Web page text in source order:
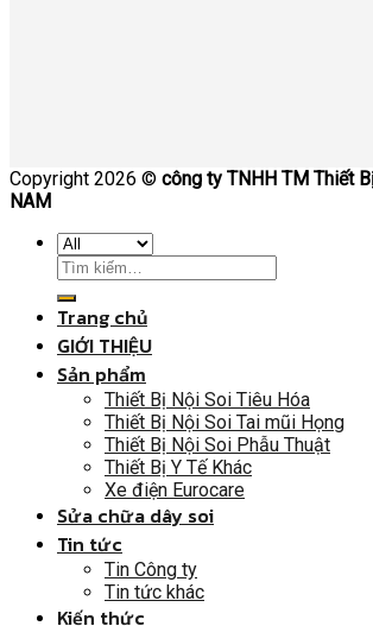
Copyright 2026 © công ty TNHH TM Thiết
NAM
Trang chủ
GIỚI THIỆU
Sản phẩm
Thiết Bị Nội Soi Tiêu Hóa
Thiết Bị Nội Soi Tai mũi Họng
Thiết Bị Nội Soi Phẫu Thuật
Thiết Bị Y Tế Khác
Xe điện Eurocare
Sửa chữa dây soi
Tin tức
Tin Công ty
Tin tức khác
Kiến thức